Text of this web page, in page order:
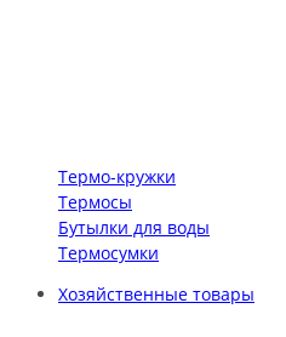
Термо-кружки
Термосы
Бутылки для воды
Термосумки
Хозяйственные товары